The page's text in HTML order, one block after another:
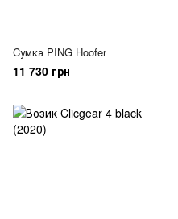
Cумка PING Hoofer
11 730 грн